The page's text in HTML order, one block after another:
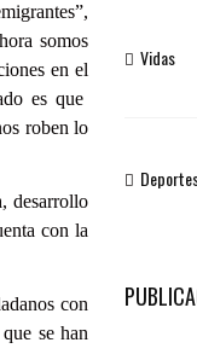
somos
en el
es que
roben lo
desarrollo
con la
con
se han
Vidas